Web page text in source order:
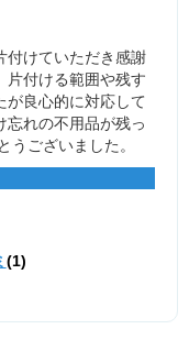
付けていただき感謝
片付ける範囲や残す
が良心的に対応して
忘れの不用品が残っ
うございました。
(1)